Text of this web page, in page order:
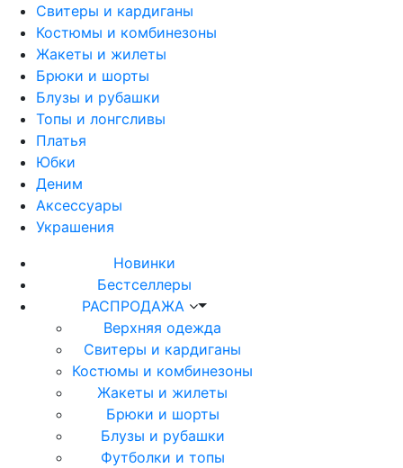
Свитеры и кардиганы
Костюмы и комбинезоны
Жакеты и жилеты
Брюки и шорты
Блузы и рубашки
Топы и лонгсливы
Платья
Юбки
Деним
Аксессуары
Украшения
Новинки
Бестселлеры
РАСПРОДАЖА
Верхняя одежда
Свитеры и кардиганы
Костюмы и комбинезоны
Жакеты и жилеты
Брюки и шорты
Блузы и рубашки
Футболки и топы